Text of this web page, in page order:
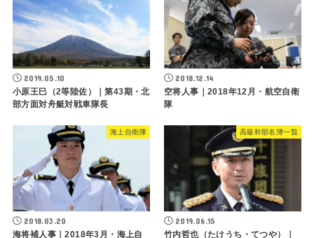
2019.05.10
小原王巳（2等陸佐）｜第43期・北
部方面対舟艇対戦車隊長
2018.12.14
空将人事｜2018年12月・航空自衛
隊
海上自衛隊
2018.03.20
海将補人事｜2018年3月・海上自
高級幹部名簿一覧
2019.06.15
竹内哲也（たけうち・てつや）｜